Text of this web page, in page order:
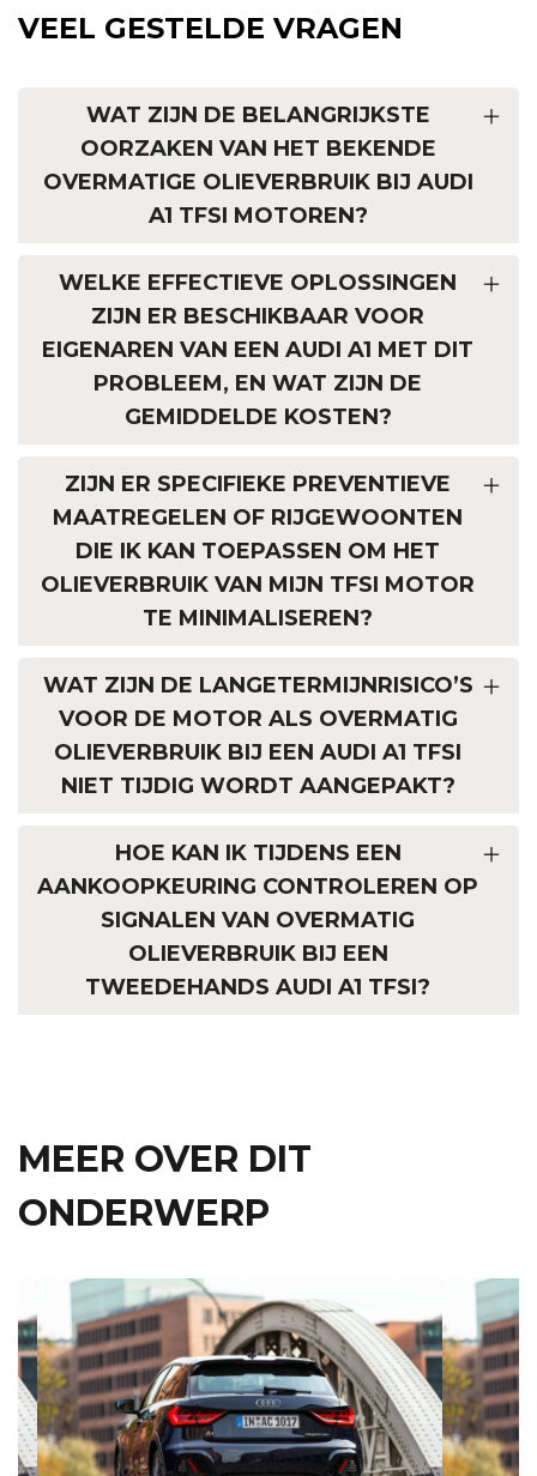
VEEL GESTELDE VRAGEN
WAT ZIJN DE BELANGRIJKSTE
OORZAKEN VAN HET BEKENDE
OVERMATIGE OLIEVERBRUIK BIJ AUDI
A1 TFSI MOTOREN?
WELKE EFFECTIEVE OPLOSSINGEN
ZIJN ER BESCHIKBAAR VOOR
EIGENAREN VAN EEN AUDI A1 MET DIT
PROBLEEM, EN WAT ZIJN DE
GEMIDDELDE KOSTEN?
ZIJN ER SPECIFIEKE PREVENTIEVE
MAATREGELEN OF RIJGEWOONTEN
DIE IK KAN TOEPASSEN OM HET
OLIEVERBRUIK VAN MIJN TFSI MOTOR
TE MINIMALISEREN?
WAT ZIJN DE LANGETERMIJNRISICO’S
VOOR DE MOTOR ALS OVERMATIG
OLIEVERBRUIK BIJ EEN AUDI A1 TFSI
NIET TIJDIG WORDT AANGEPAKT?
HOE KAN IK TIJDENS EEN
AANKOOPKEURING CONTROLEREN OP
SIGNALEN VAN OVERMATIG
OLIEVERBRUIK BIJ EEN
TWEEDEHANDS AUDI A1 TFSI?
MEER OVER DIT
ONDERWERP